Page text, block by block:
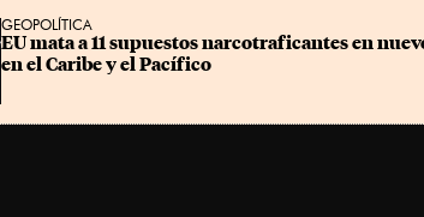
GEOPOLÍTICA
EU mata a 11 supuestos narcotraficantes en
en el Caribe y el Pacífico